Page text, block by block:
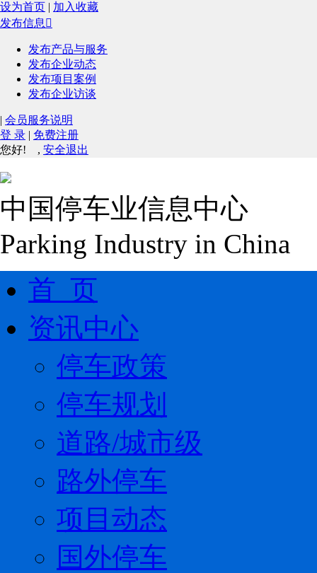
设为首页 | 加入收藏
发布信息 
发布产品与服务
发布企业动态
发布项目案例
发布企业访谈
| 会员服务说明
登 录 | 免费注册
您好!
, 安全退出
中国停车业信息中心
Parking Industry in China
首 页
资讯中心
停车政策
停车规划
道路/城市级
路外停车
项目动态
国外停车